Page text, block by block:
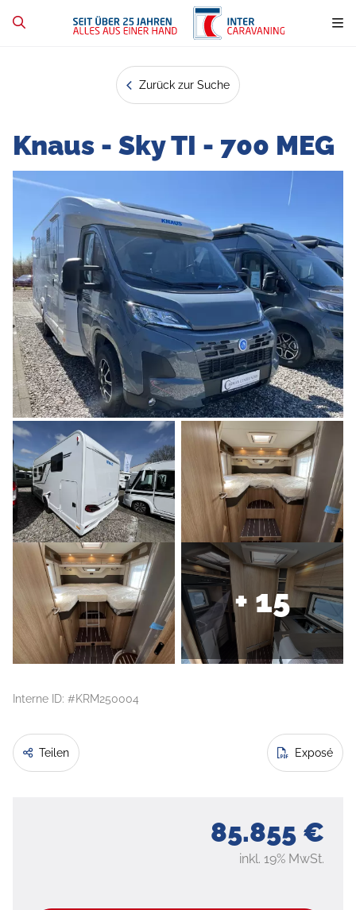
Zurück zur Suche
Knaus - Sky TI - 700 MEG
+ 15
Interne ID: #KRM250004
Teilen Exposé
85.855 €
inkl. 19% MwSt.